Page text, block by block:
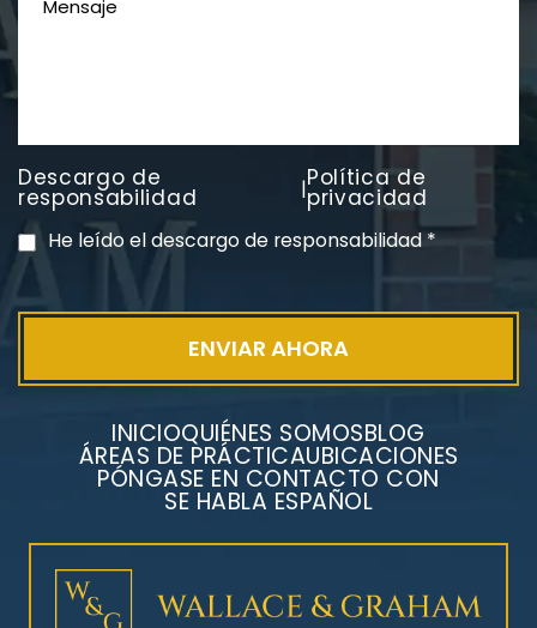
Descargo de
responsabilidad |Política de
privacidad
He leído el descargo de responsabilidad*
INICIOQUIÉNES SOMOSBLOG
ÁREAS DE PRÁCTICAUBICACIONES
PÓNGASE EN CONTACTO CON
SE HABLA ESPAÑOL